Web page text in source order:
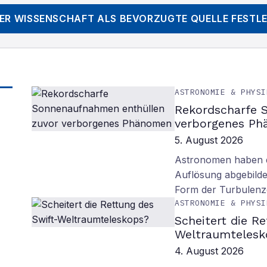
WISSENSCHAFT ALS BEVORZUGTE QUELLE
ASTRONOMIE &
Rekordscharfe
verborgenes
5. August 2026
Astronomen
Auflösung
Form der
ASTRONOMIE &
Scheitert die
4. August 2026